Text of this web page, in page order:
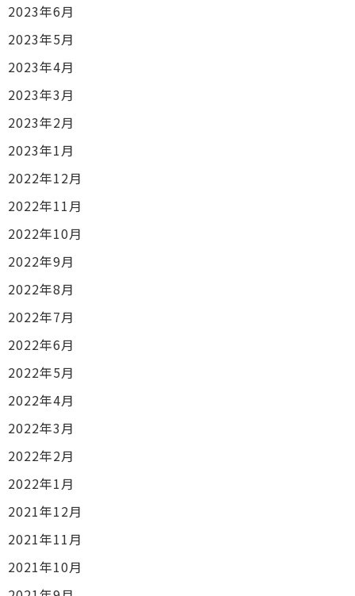
2023年6月
2023年5月
2023年4月
2023年3月
2023年2月
2023年1月
2022年12月
2022年11月
2022年10月
2022年9月
2022年8月
2022年7月
2022年6月
2022年5月
2022年4月
2022年3月
2022年2月
2022年1月
2021年12月
2021年11月
2021年10月